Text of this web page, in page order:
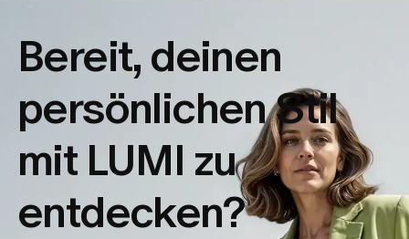
Bereit, deinen
persönlichen Stil
mit LUMI zu
entdecken?